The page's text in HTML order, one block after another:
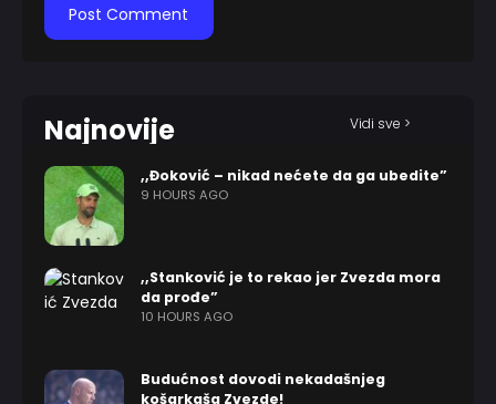
Najnovije Vidi sve >
,,Đoković – nikad nećete da ga ubedite”
9 HOURS AGO
,,Stanković je to rekao jer Zvezda mora
da prođe”
10 HOURS AGO
Budućnost dovodi nekadašnjeg
košarkaša Zvezde!